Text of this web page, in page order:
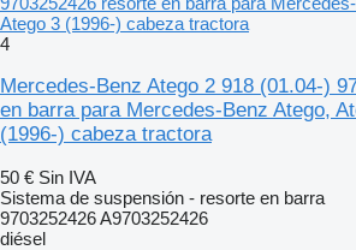
Atego 3 (1996-) cabeza tractora
4
Mercedes-Benz Atego 2 918 (01.04-)
en barra para Mercedes-Benz Atego,
(1996-) cabeza tractora
50 € Sin IVA
Sistema de suspensión - resorte en barra
9703252426 A9703252426
diésel